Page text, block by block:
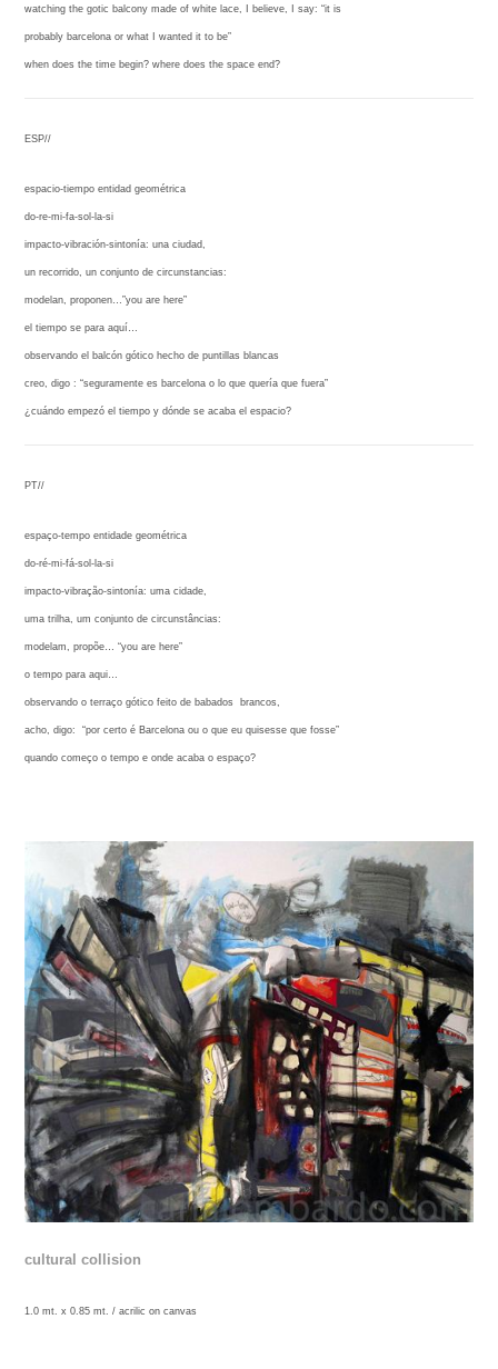
watching the gotic balcony made of white lace, I believe, I say: “it is
probably barcelona or what I wanted it to be”
when does the time begin? where does the space end?
ESP//
espacio-tiempo entidad geométrica
do-re-mi-fa-sol-la-si
impacto-vibración-sintonía: una ciudad,
un recorrido, un conjunto de circunstancias:
modelan, proponen…”you are here”
el tiempo se para aquí…
observando el balcón gótico hecho de puntillas blancas
creo, digo : “seguramente es barcelona o lo que quería que fuera”
¿cuándo empezó el tiempo y dónde se acaba el espacio?
PT//
espaço-tempo entidade geométrica
do-ré-mi-fá-sol-la-si
impacto-vibração-sintonía: uma cidade,
uma trilha, um conjunto de circunstâncias:
modelam, propõe… “you are here”
o tempo para aqui…
observando o terraço gótico feito de babados brancos,
acho, digo: “por certo é Barcelona ou o que eu quisesse que fosse”
quando começo o tempo e onde acaba o espaço?
cultural collision
1.0 mt. x 0.85 mt. /acrilic on canvas